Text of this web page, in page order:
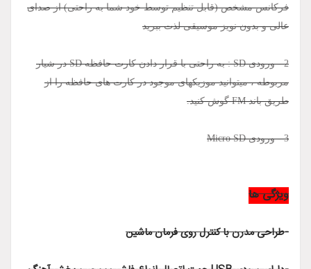
فرکانس مشخص (قابل تنظیم توسط خود شما به راحتی) از صدای
عالی و بدون نویز موسیقی لذت ببرید
2 - ورودی SD : به راحتی با قرار دادن کارت حافظه SD در شیار
مربوطه ، میتوانید موزیکهای موجود در کارت های حافظه را از
طریق باند FM گوش کنید.
3 - ورودی Micro SD
ویژگی ها
-طراحی مدرن با کنترل روی فرمان ماشین